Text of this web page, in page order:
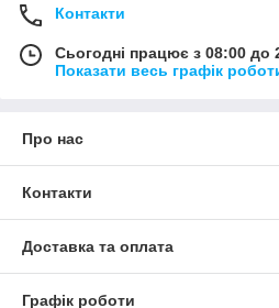
Контакти
Сьогодні працює з 08:00 до
Показати весь графік
Про нас
Контакти
Доставка та оплата
Графік роботи